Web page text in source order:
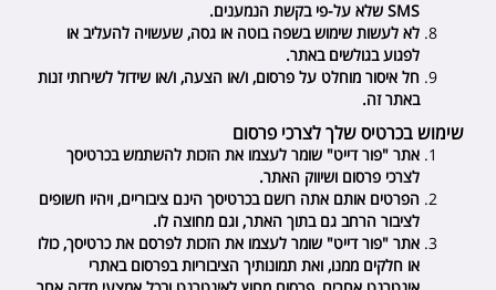
SMSשלא על-פי בקשת הנמענים.
לא לעשות שימוש בשפה בוטה או גסה, שעשויה להעליב או
לפגוע בגולשים באתר.
חל איסור מוחלט על פרסום, ו/או הצעה, ו/או שידול לשירותי זנות
באתר זה.
שימוש בכרטיס שלך לצרכי פרסום
אתר "פור דייט" שומר לעצמו את הזכות להשתמש בכרטיסך
לצרכי פרסום ושיווק האתר.
הפרטים אותם אתה רושם בכרטיסך הינם ציבוריים, ויהיו חשופים
לציבור הרחב גם בתוך האתר, וגם מחוצה לו.
אתר "פור דייט" שומר לעצמו את הזכות לפרסם את כרטיסך, כולו
או חלקים ממנו, ואת תמונותיך הציבוריות בפרסום באתרי